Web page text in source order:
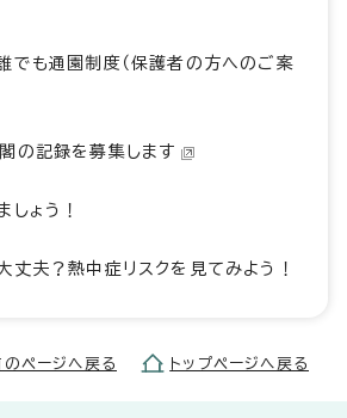
でも通園制度（保護者の方へのご案
の記録を募集します
しょう！
丈夫？熱中症リスクを見てみよう！
のページへ戻る トップページへ戻る